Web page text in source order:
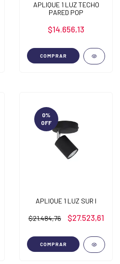
APLIQUE 1 LUZ TECHO
PARED POP
$14.656,13
COMPRAR
0%
OFF
APLIQUE 1 LUZ SUR I
$21.484,76 $27.523,61
COMPRAR